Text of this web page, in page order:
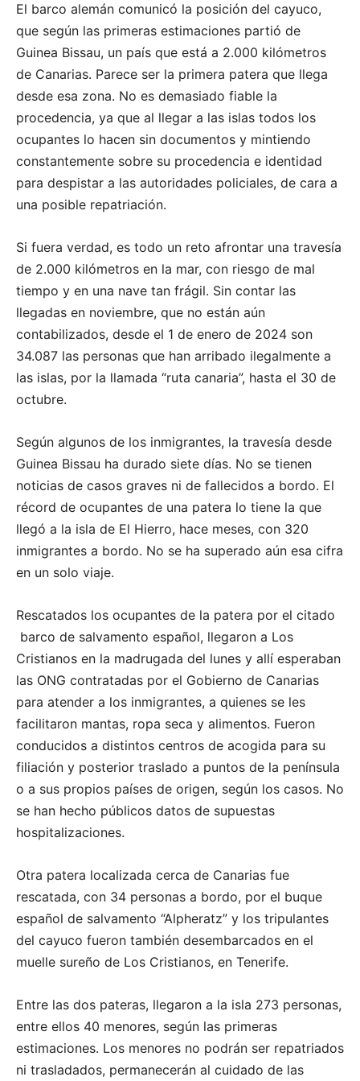
El barco alemán comunicó la posición del cayuco,
que según las primeras estimaciones partió de
Guinea Bissau, un país que está a 2.000 kilómetros
de Canarias. Parece ser la primera patera que llega
desde esa zona. No es demasiado fiable la
procedencia, ya que al llegar a las islas todos los
ocupantes lo hacen sin documentos y mintiendo
constantemente sobre su procedencia e identidad
para despistar a las autoridades policiales, de cara a
una posible repatriación.
Si fuera verdad, es todo un reto afrontar una travesía
de 2.000 kilómetros en la mar, con riesgo de mal
tiempo y en una nave tan frágil. Sin contar las
llegadas en noviembre, que no están aún
contabilizados, desde el 1 de enero de 2024 son
34.087 las personas que han arribado ilegalmente a
las islas, por la llamada “ruta canaria”, hasta el 30 de
octubre.
Según algunos de los inmigrantes, la travesía desde
Guinea Bissau ha durado siete días. No se tienen
noticias de casos graves ni de fallecidos a bordo. El
récord de ocupantes de una patera lo tiene la que
llegó a la isla de El Hierro, hace meses, con 320
inmigrantes a bordo. No se ha superado aún esa cifra
en un solo viaje.
Rescatados los ocupantes de la patera por el citado
barco de salvamento español, llegaron a Los
Cristianos en la madrugada del lunes y allí esperaban
las ONG contratadas por el Gobierno de Canarias
para atender a los inmigrantes, a quienes se les
facilitaron mantas, ropa seca y alimentos. Fueron
conducidos a distintos centros de acogida para su
filiación y posterior traslado a puntos de la península
o a sus propios países de origen, según los casos. No
se han hecho públicos datos de supuestas
hospitalizaciones.
Otra patera localizada cerca de Canarias fue
rescatada, con 34 personas a bordo, por el buque
español de salvamento “Alpheratz” y los tripulantes
del cayuco fueron también desembarcados en el
muelle sureño de Los Cristianos, en Tenerife.
Entre las dos pateras, llegaron a la isla 273 personas,
entre ellos 40 menores, según las primeras
estimaciones. Los menores no podrán ser repatriados
ni trasladados, permanecerán al cuidado de las